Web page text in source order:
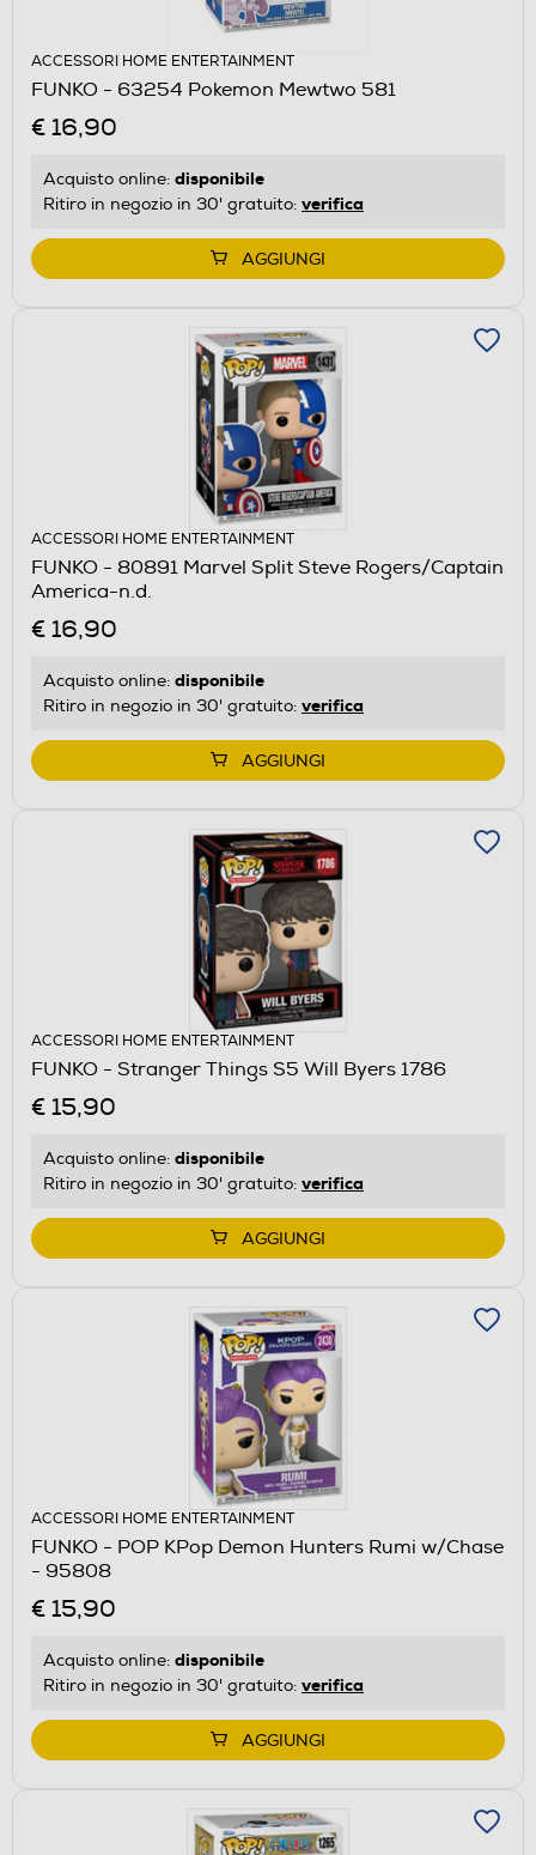
ACCESSORI HOME ENTERTAINMENT
FUNKO - 63254 Pokemon Mewtwo 581
€ 16,90
Acquisto online: disponibile
Ritiro in negozio in 30' gratuito: verifica
AGGIUNGI
ACCESSORI HOME ENTERTAINMENT
FUNKO - 80891 Marvel Split Steve Rogers/Captain
America-n.d.
€ 16,90
Acquisto online: disponibile
Ritiro in negozio in 30' gratuito: verifica
AGGIUNGI
ACCESSORI HOME ENTERTAINMENT
FUNKO - Stranger Things S5 Will Byers 1786
€ 15,90
Acquisto online: disponibile
Ritiro in negozio in 30' gratuito: verifica
AGGIUNGI
ACCESSORI HOME ENTERTAINMENT
FUNKO - POP KPop Demon Hunters Rumi w/Chase
- 95808
€ 15,90
Acquisto online: disponibile
Ritiro in negozio in 30' gratuito: verifica
AGGIUNGI